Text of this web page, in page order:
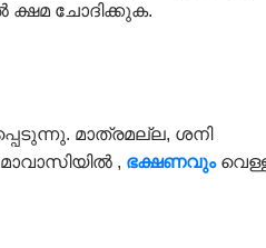
ക്ഷമ ചോദിക്കുക.
മാത്രമല്ല, ശനി
, ഭക്ഷണവും